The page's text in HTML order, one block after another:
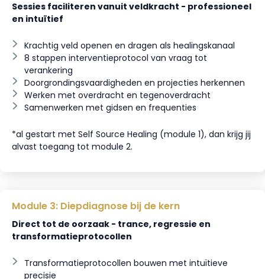
Sessies faciliteren vanuit veldkracht - professioneel
en intuïtief
Krachtig veld openen en dragen als healingskanaal
8 stappen interventieprotocol van vraag tot
verankering
Doorgrondingsvaardigheden en projecties herkennen
Werken met overdracht en tegenoverdracht
Samenwerken met gidsen en frequenties
*al gestart met Self Source Healing (module 1), dan krijg jij
alvast toegang tot module 2.
Module 3: Diepdiagnose bij de kern
Direct tot de oorzaak - trance, regressie en
transformatieprotocollen
Transformatieprotocollen bouwen met intuïtieve
precisie